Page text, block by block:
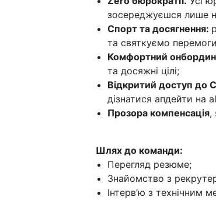
зосереджуєшся лише
Спорт та досягнення:
та святкуємо
Комфортний
та досяжні цілі;
Відкритий доступ до
дізнатися апдейти на
Прозора компенсація,
Шлях до команди:
Перегляд резюме;
Знайомство з
Інтерв’ю з технічним